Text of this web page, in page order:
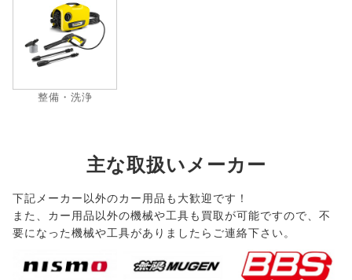
整備・洗浄
主な取扱いメーカー
下記メーカー以外のカー用品も大歓迎です！
また、カー用品以外の機械や工具も買取が可能ですので、不
要になった機械や工具がありましたらご連絡下さい。